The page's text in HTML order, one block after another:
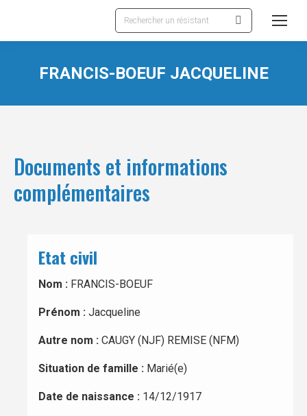
Recherche
:
FRANCIS-BOEUF JACQUELINE
Documents et informations
complémentaires
Etat civil
Nom : FRANCIS-BOEUF
Prénom : Jacqueline
Autre nom : CAUGY (NJF) REMISE (NFM)
Situation de famille : Marié(e)
Date de naissance : 14/12/1917